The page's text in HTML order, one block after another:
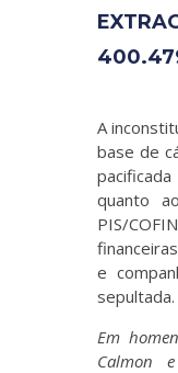
A
base de
quanto
PIS/
e
sepultada.
Em
Calmon